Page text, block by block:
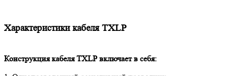
Характеристики кабеля TXLP
Конструкция кабеляTXLP включает в себя: